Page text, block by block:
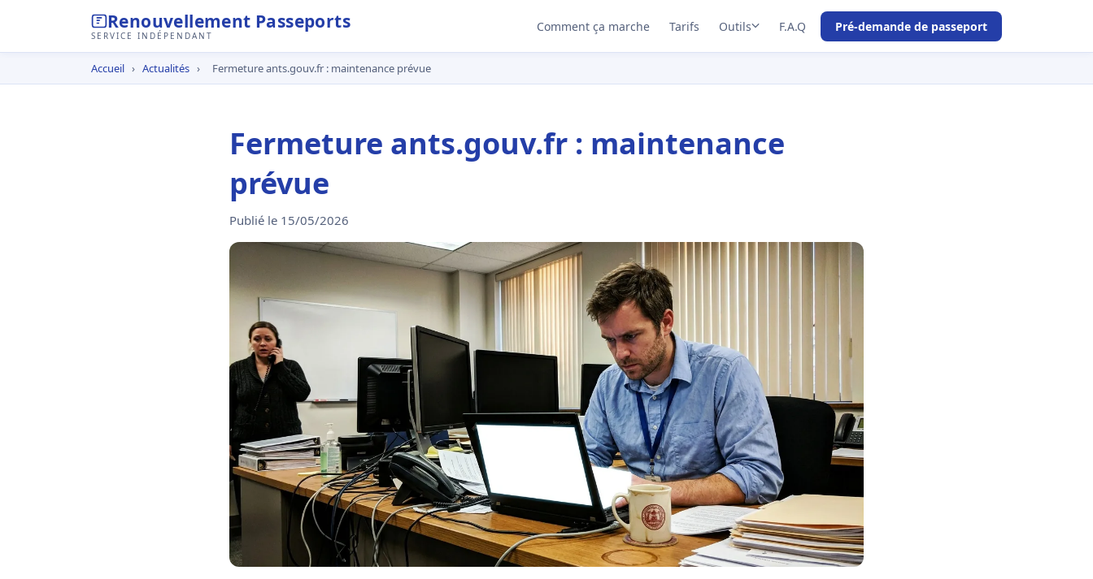
Renouvellement Passeports
SERVICE INDÉPENDANT
Comment ça marche Tarifs Outils F.A.Q Pré-demande de passeport
Accueil › Actualités › Fermeture ants.gouv.fr : maintenance prévue
Fermeture ants.gouv.fr : maintenance
prévue
Publié le 15/05/2026